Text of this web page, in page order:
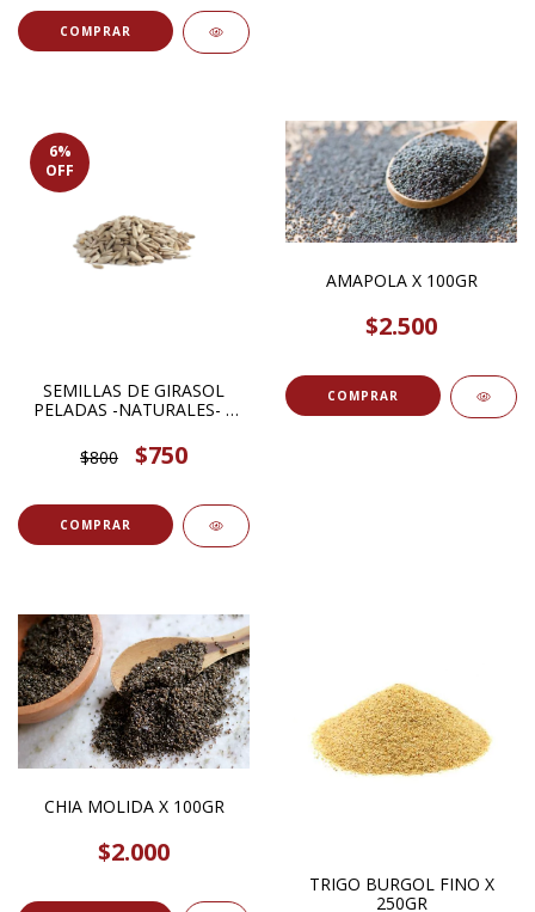
6%
OFF
SEMILLAS DE GIRASOL
PELADAS -NATURALES- X
$800
$750
COMPRAR
AMAPOLA X 100GR
$2.500
COMPRAR
CHIA MOLIDA X 100GR
$2.000
TRIGO BURGOL FINO X
250GR